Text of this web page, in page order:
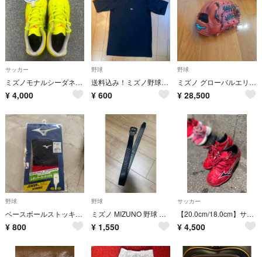
サッカー
ミズノモナルシーダネオ3セレクトJr20センチ
¥ 4,000
野球
送料込み！ミズノ野球用アンダーシャツS
¥ 600
野球
ミズノ グローバルエリート 硬式 内野手用 グローブ グラブ 内野用
¥ 28,500
野球
ベースボールストッキング
¥ 800
野球
ミズノ MIZUNO 野球 ソフトボール用ベルト ブラック 黒
¥ 1,550
サッカー
【20.0cm/18.0cm】サッカーセット割り価格です。
¥ 4,500